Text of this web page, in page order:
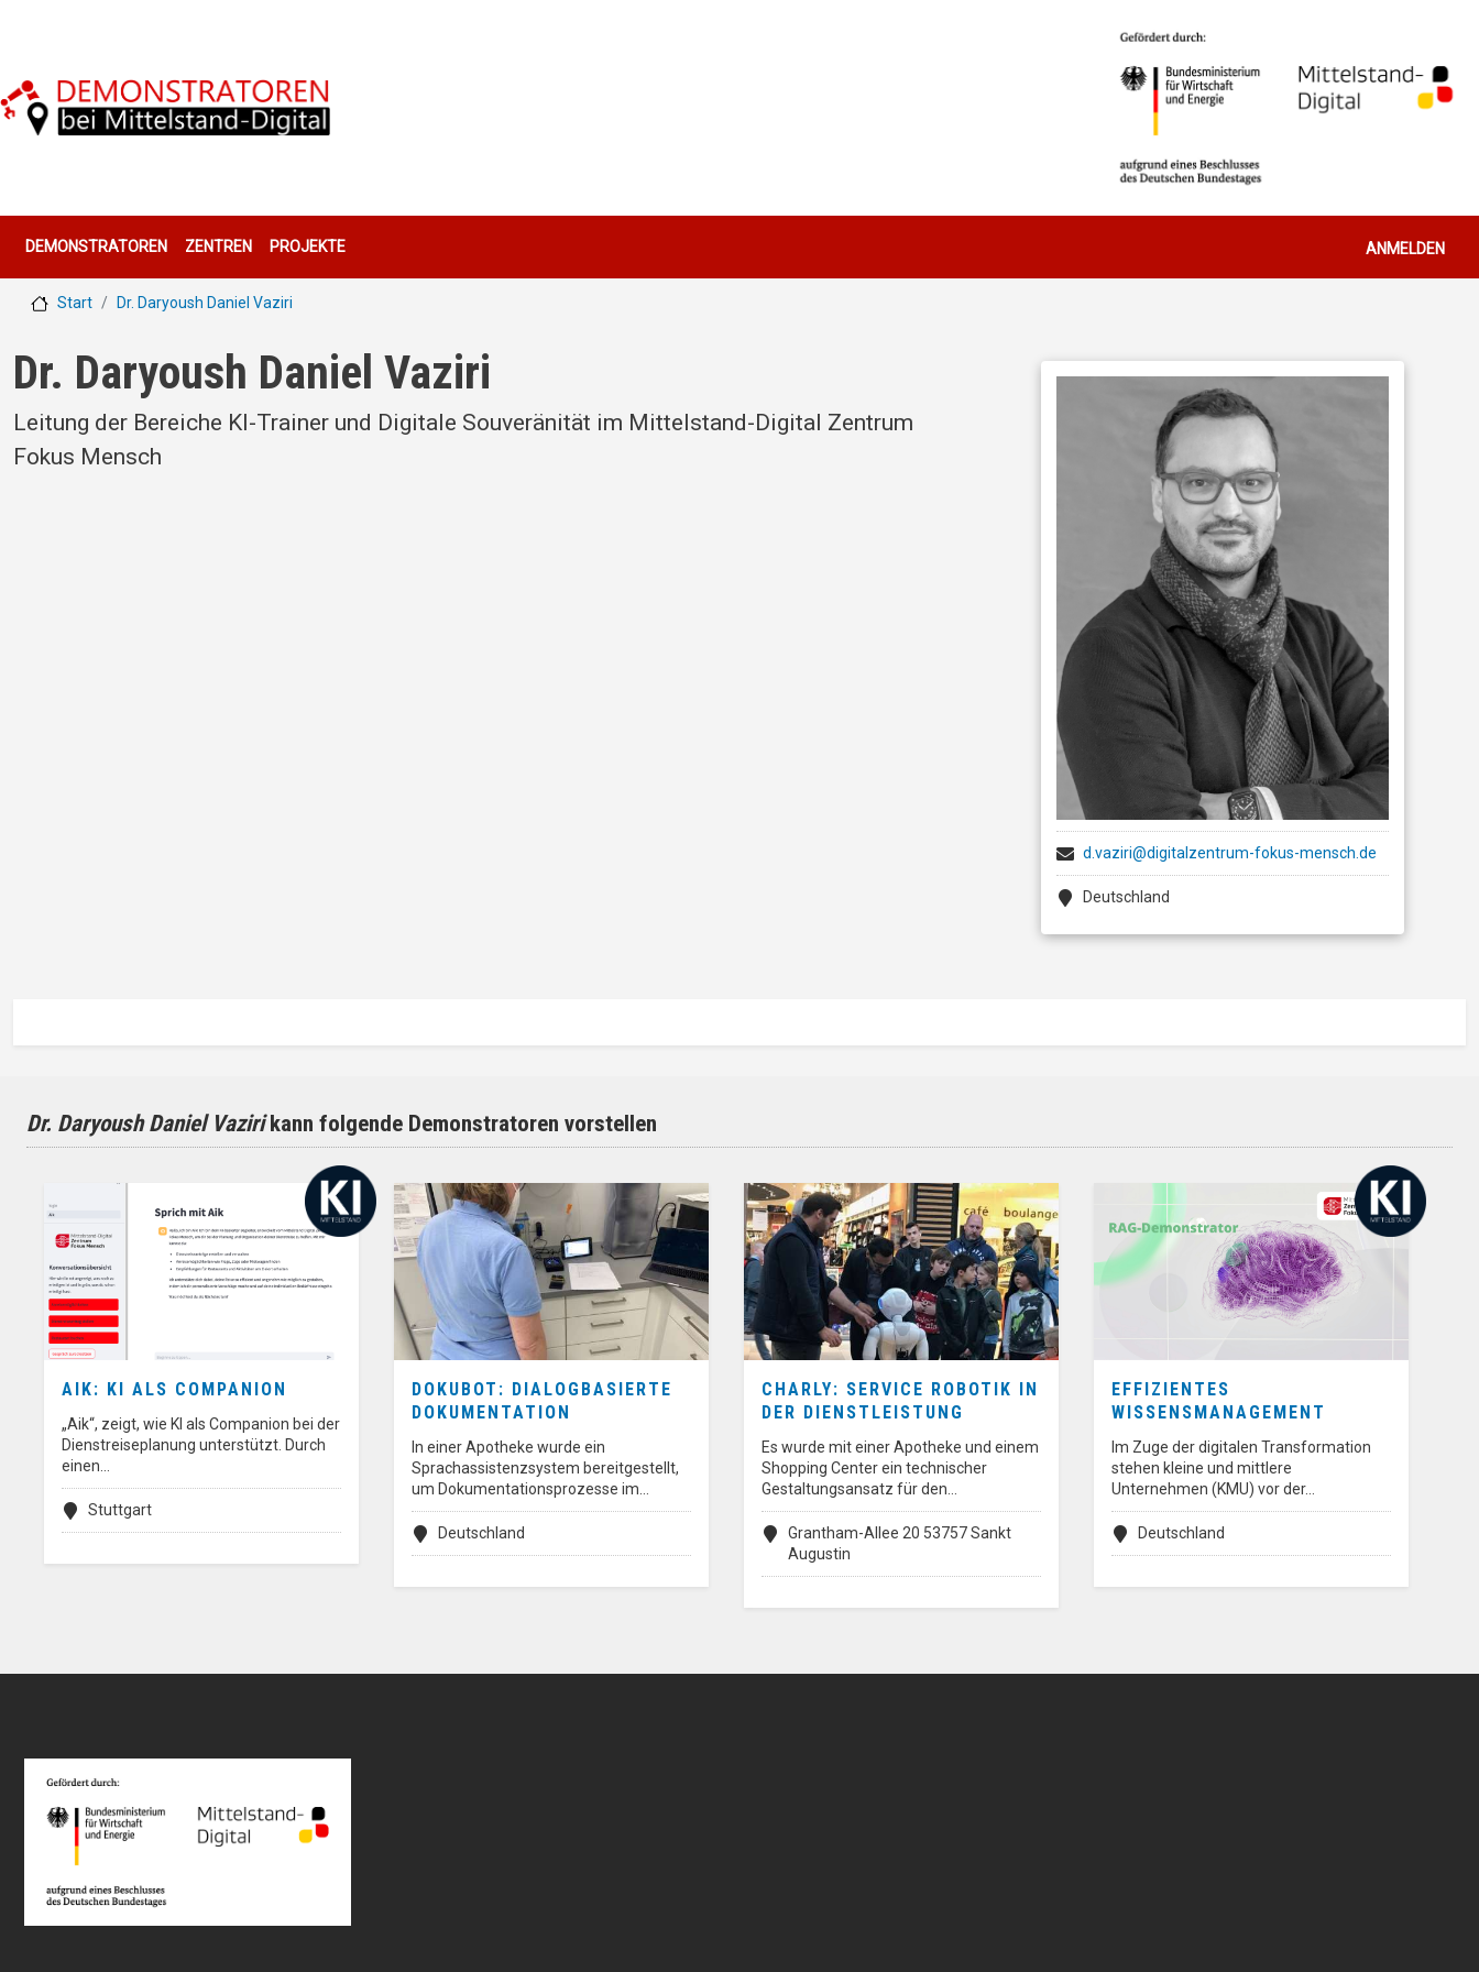
Hauptnavigation
DEMONSTRATOREN ZENTREN PROJEKTE ANMELDEN
Start Dr. Daryoush Daniel Vaziri
Dr. Daryoush Daniel Vaziri
Leitung der Bereiche KI-Trainer und Digitale Souveränität im Mittelstand-Digital Zentrum
Fokus Mensch
d.vaziri@digitalzentrum-fokus-mensch.de
Deutschland
Dr. Daryoush Daniel Vazirikann folgende Demonstratoren vorstellen
AIK: KI ALS COMPANION
„Aik“, zeigt, wie KI als Companion bei der
Dienstreiseplanung unterstützt. Durch
einen…
Stuttgart
DOKUBOT: DIALOGBASIERTE
DOKUMENTATION
In einer Apotheke wurde ein
Sprachassistenzsystem bereitgestellt,
um Dokumentationsprozesse im…
Deutschland
CHARLY: SERVICE ROBOTIK IN
DER DIENSTLEISTUNG
Es wurde mit einer Apotheke und einem
Shopping Center ein technischer
Gestaltungsansatz für den…
Grantham-Allee 20 53757 Sankt
Augustin
EFFIZIENTES
WISSENSMANAGEMENT
Im Zuge der digitalen Transformation
stehen kleine und mittlere
Unternehmen (KMU) vor der…
Deutschland